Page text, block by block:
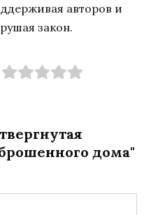
авторов и
закон.
дома"